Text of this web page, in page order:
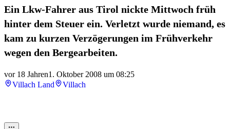
Ein Lkw-Fahrer aus Tirol nickte Mittwoch früh
hinter dem Steuer ein. Verletzt wurde niemand, es
kam zu kurzen Verzögerungen im Frühverkehr
wegen den Bergearbeiten.
vor 18 Jahren1. Oktober 2008 um 08:25
Villach Land
Villach